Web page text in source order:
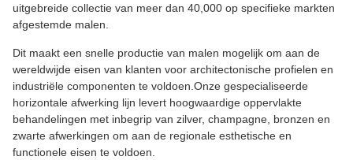
uitgebreide collectie van meer dan 40,000 op specifieke markten
afgestemde malen.
Dit maakt een snelle productie van malen mogelijk om aan de
wereldwijde eisen van klanten voor architectonische profielen en
industriële componenten te voldoen.Onze gespecialiseerde
horizontale afwerking lijn levert hoogwaardige oppervlakte
behandelingen met inbegrip van zilver, champagne, bronzen en
zwarte afwerkingen om aan de regionale esthetische en
functionele eisen te voldoen.